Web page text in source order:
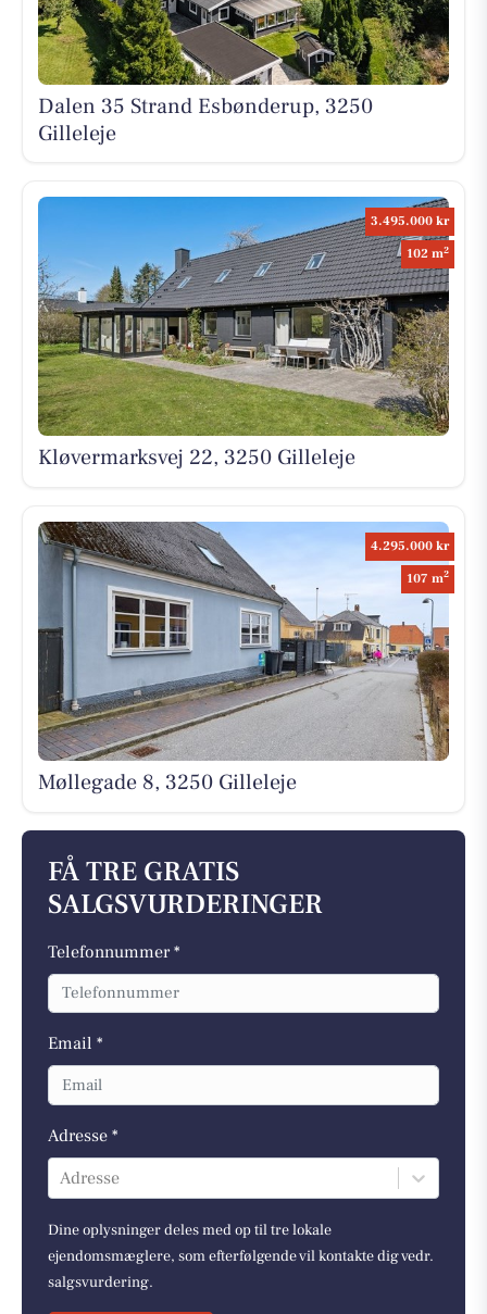
Dalen 35 Strand Esbønderup, 3250
Gilleleje
3.495.000 kr
102 m2
Kløvermarksvej 22, 3250 Gilleleje
4.295.000 kr
107 m2
Møllegade 8, 3250 Gilleleje
FÅ TRE GRATIS
SALGSVURDERINGER
Telefonnummer *
Email *
Adresse *
Adresse
Dine oplysninger deles med op til tre lokale
ejendomsmæglere, som efterfølgende vil kontakte dig vedr.
salgsvurdering.